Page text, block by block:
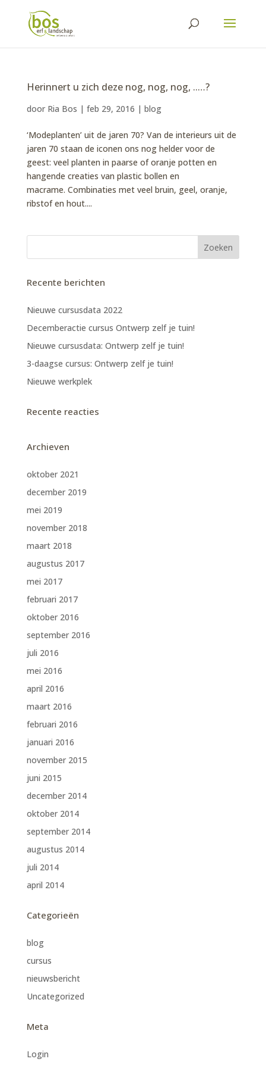
Herinnert u zich deze nog, nog, nog, ..…?
door Ria Bos | feb 29, 2016 | blog
‘Modeplanten’ uit de jaren 70? Van de interieurs uit de
jaren 70 staan de iconen ons nog helder voor de
geest: veel planten in paarse of oranje potten en
hangende creaties van plastic bollen en
macrame. Combinaties met veel bruin, geel, oranje,
ribstof en hout....
Recente berichten
Nieuwe cursusdata 2022
Decemberactie cursus Ontwerp zelf je tuin!
Nieuwe cursusdata: Ontwerp zelf je tuin!
3-daagse cursus: Ontwerp zelf je tuin!
Nieuwe werkplek
Recente reacties
Archieven
oktober 2021
december 2019
mei 2019
november 2018
maart 2018
augustus 2017
mei 2017
februari 2017
oktober 2016
september 2016
juli 2016
mei 2016
april 2016
maart 2016
februari 2016
januari 2016
november 2015
juni 2015
december 2014
oktober 2014
september 2014
augustus 2014
juli 2014
april 2014
Categorieën
blog
cursus
nieuwsbericht
Uncategorized
Meta
Login